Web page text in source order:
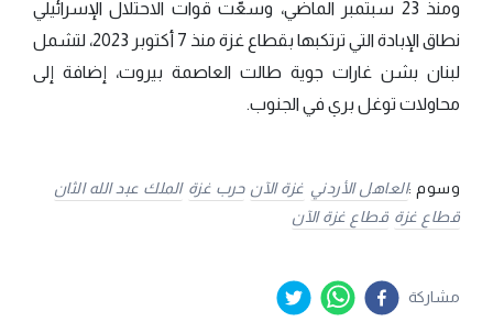
ومنذ 23 سبتمبر الماضي، وسعّت قوات الاحتلال الإسرائيلي
نطاق الإبادة التي ترتكبها بقطاع غزة منذ 7 أكتوبر 2023، لتشمل
لبنان بشن غارات جوية طالت العاصمة بيروت، إضافة إلى
محاولات توغل بري في الجنوب.
وسوم :العاهل الأردني غزة الآن حرب غزة الملك عبد الله الثان
قطاع غزة قطاع غزة الآن
مشاركة